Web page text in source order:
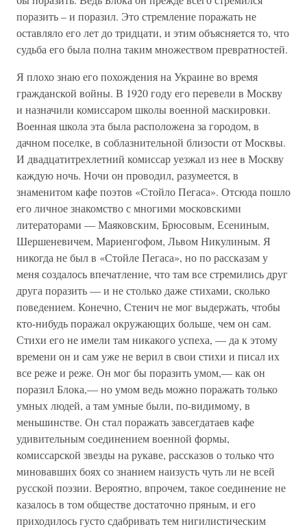
поразить – и поразил. Это стремление поражать не
оставляло его лет до тридцати, и этим объясняется то, что
судьба его была полна таким множеством превратностей.
Я плохо знаю его похождения на Украине во время
гражданской войны. В 1920 году его перевели в Москву
и назначили комиссаром школы военной маскировки.
Военная школа эта была расположена за городом, в
дачном поселке, в соблазнительной близости от Москвы.
И двадцатитрехлетний комиссар уезжал из нее в Москву
каждую ночь. Ночи он проводил, разумеется, в
знаменитом кафе поэтов «Стойло Пегаса». Отсюда пошло
его личное знакомство с многими московскими
литераторами — Маяковским, Брюсовым, Есениным,
Шершеневичем, Мариенгофом, Львом Никулиным. Я
никогда не был в «Стойле Пегаса», но по рассказам у
меня создалось впечатление, что там все стремились друг
друга поразить — и не столько даже стихами, сколько
поведением. Конечно, Стенич не мог выдержать, чтобы
кто-нибудь поражал окружающих больше, чем он сам.
Стихи его не имели там никакого успеха, — да к этому
времени он и сам уже не верил в свои стихи и писал их
все реже и реже. Он мог бы поразить умом,— как он
поразил Блока,— но умом ведь можно поражать только
умных людей, а там умные были, по-видимому, в
меньшинстве. Он стал поражать завсегдатаев кафе
удивительным соединением военной формы,
комиссарской звезды на рукаве, рассказов о только что
миновавших боях со знанием наизусть чуть ли не всей
русской поэзии. Вероятно, впрочем, такое соединение не
казалось в том обществе достаточно пряным, и его
приходилось густо сдабривать тем нигилистическим